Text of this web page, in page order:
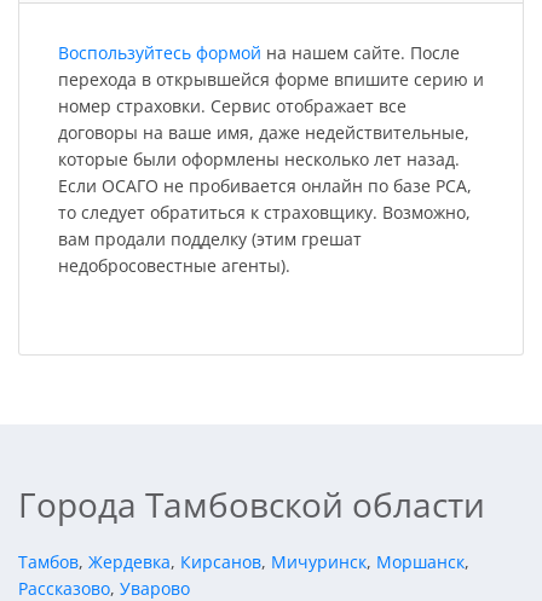
Воспользуйтесь формой на нашем сайте. После
перехода в открывшейся форме впишите серию и
номер страховки. Сервис отображает все
договоры на ваше имя, даже недействительные,
которые были оформлены несколько лет назад.
Если ОСАГО не пробивается онлайн по базе РСА,
то следует обратиться к страховщику. Возможно,
вам продали подделку (этим грешат
недобросовестные агенты).
Города Тамбовской области
Тамбов, Жердевка, Кирсанов, Мичуринск, Моршанск,
Рассказово, Уварово